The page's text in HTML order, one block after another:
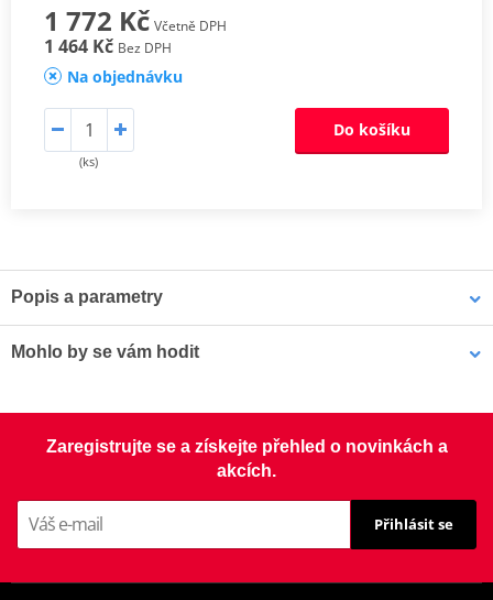
1 772 Kč Včetně DPH
1 464 Kč Bez DPH
Na objednávku
(ks)
Do košíku
Popis a parametry
tepla, zabrání vypalování a tvoření sklovitého povrchu a mají lepší
Mohlo by se vám hodit
Zaregistrujte se a získejte přehled o novinkách a
akcích.
Přihlásit se